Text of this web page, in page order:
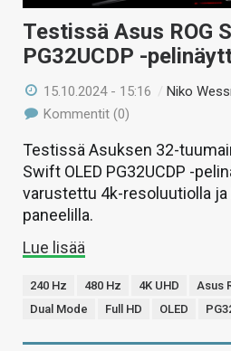
Testissä Asus ROG
PG32UCDP -
15.10.2024 - 15:16 /Niko
Kommentit (0)
Testissä Asuksen 32-
Swift OLED PG32UCDP -
varustettu 4k-resoluutiolla ja
paneelilla.
Lue lisää
240 Hz 480 Hz 4K UHD
Asus
Dual Mode
Full HD OLED